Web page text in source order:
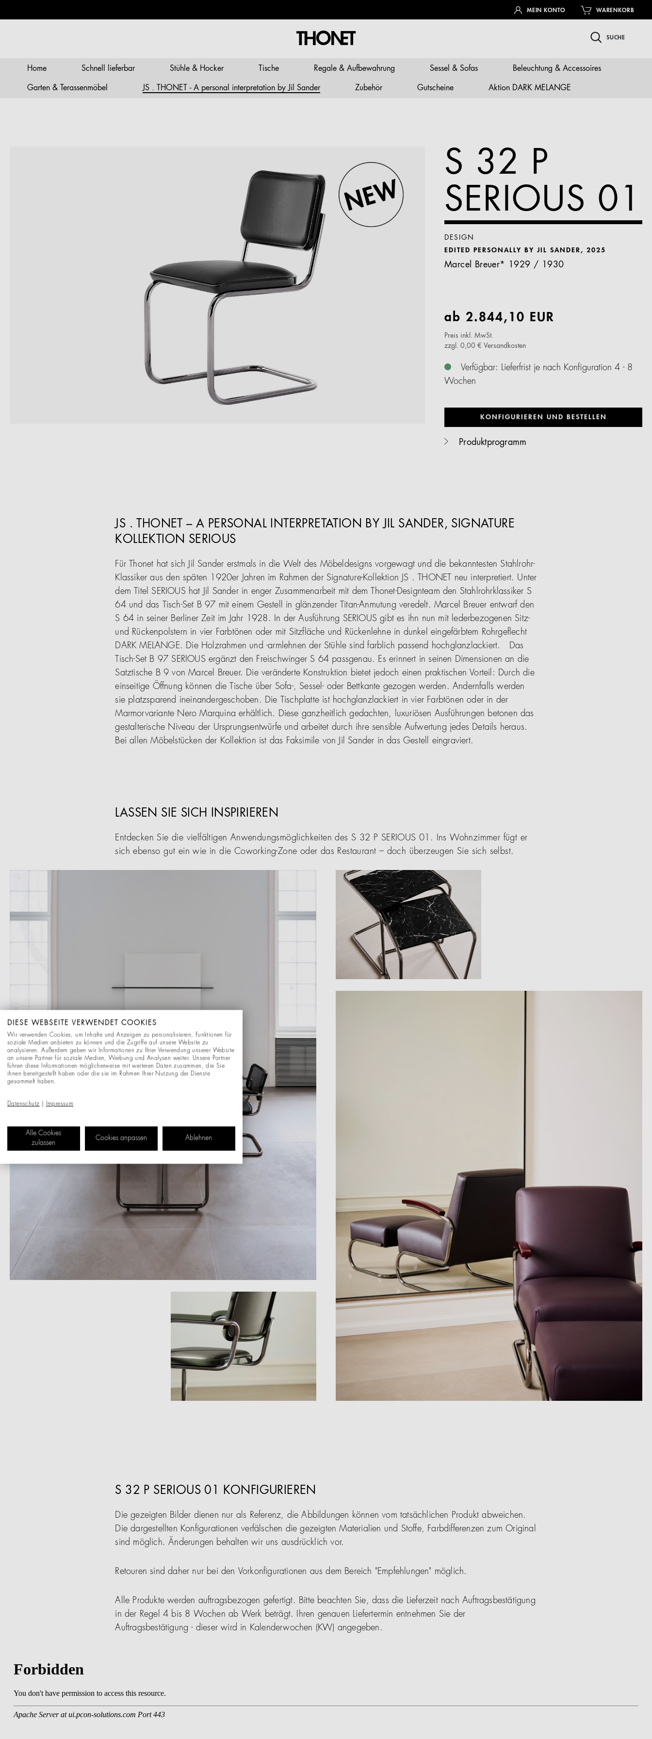
MEIN KONTO WARENKORB
SUCHE
Home Schnell lieferbar Stühle & Hocker Tische Regale & Aufbewahrung Sessel & Sofas Beleuchtung & Accessoires
Garten & Terassenmöbel JS . THONET - A personal interpretation by Jil Sander Zubehör Gutscheine Aktion DARK MELANGE
S 32 P
SERIOUS 01
DESIGN
EDITED PERSONALLY BY JIL SANDER, 2025
Marcel Breuer* 1929 / 1930
ab 2.844,10 EUR
Preis inkl. MwSt.
zzgl. 0,00 € Versandkosten
Verfügbar: Lieferfrist je nach Konfiguration 4 - 8
Wochen
KONFIGURIEREN UND BESTELLEN
Produktprogramm
JS . THONET – A PERSONAL INTERPRETATION BY JIL SANDER, SIGNATURE
KOLLEKTION SERIOUS
Für Thonet hat sich Jil Sander erstmals in die Welt des Möbeldesigns vorgewagt und die bekanntesten Stahlrohr-
Klassiker aus den späten 1920er Jahren im Rahmen der Signature-Kollektion JS . THONET neu interpretiert. Unter
dem Titel SERIOUS hat Jil Sander in enger Zusammenarbeit mit dem Thonet-Designteam den Stahlrohrklassiker S
64 und das Tisch-Set B 97 mit einem Gestell in glänzender Titan-Anmutung veredelt. Marcel Breuer entwarf den
S 64 in seiner Berliner Zeit im Jahr 1928. In der Ausführung SERIOUS gibt es ihn nun mit lederbezogenen Sitz-
und Rückenpolstern in vier Farbtönen oder mit Sitzfläche und Rückenlehne in dunkel eingefärbtem Rohrgeflecht
DARK MELANGE. Die Holzrahmen und -armlehnen der Stühle sind farblich passend hochglanzlackiert. Das
Tisch-Set B 97 SERIOUS ergänzt den Freischwinger S 64 passgenau. Es erinnert in seinen Dimensionen an die
Satztische B 9 von Marcel Breuer. Die veränderte Konstruktion bietet jedoch einen praktischen Vorteil: Durch die
einseitige Öffnung können die Tische über Sofa-, Sessel- oder Bettkante gezogen werden. Andernfalls werden
sie platzsparend ineinandergeschoben. Die Tischplatte ist hochglanzlackiert in vier Farbtönen oder in der
Marmorvariante Nero Marquina erhältlich. Diese ganzheitlich gedachten, luxuriösen Ausführungen betonen das
gestalterische Niveau der Ursprungsentwürfe und arbeitet durch ihre sensible Aufwertung jedes Details heraus.
Bei allen Möbelstücken der Kollektion ist das Faksimile von Jil Sander in das Gestell eingraviert.
LASSEN SIE SICH INSPIRIEREN
Entdecken Sie die vielfältigen Anwendungsmöglichkeiten des S 32 P SERIOUS 01. Ins Wohnzimmer fügt er
sich ebenso gut ein wie in die Coworking-Zone oder das Restaurant – doch überzeugen Sie sich selbst.
S 32 P SERIOUS 01 KONFIGURIEREN
Die gezeigten Bilder dienen nur als Referenz, die Abbildungen können vom tatsächlichen Produkt abweichen.
Die dargestellten Konfigurationen verfälschen die gezeigten Materialien und Stoffe, Farbdifferenzen zum Original
sind möglich. Änderungen behalten wir uns ausdrücklich vor.
Retouren sind daher nur bei den Vorkonfigurationen aus dem Bereich "Empfehlungen" möglich.
Alle Produkte werden auftragsbezogen gefertigt. Bitte beachten Sie, dass die Lieferzeit nach Auftragsbestätigung
in der Regel 4 bis 8 Wochen ab Werk beträgt. Ihren genauen Liefertermin entnehmen Sie der
Auftragsbestätigung - dieser wird in Kalenderwochen (KW) angegeben.
DIESE WEBSEITE VERWENDET COOKIES
Wir verwenden Cookies, um Inhalte und Anzeigen zu personalisieren, Funktionen für
soziale Medien anbieten zu können und die Zugriffe auf unsere Website zu
analysieren. Außerdem geben wir Informationen zu Ihrer Verwendung unserer Website
an unsere Partner für soziale Medien, Werbung und Analysen weiter. Unsere Partner
führen diese Informationen möglicherweise mit weiteren Daten zusammen, die Sie
ihnen bereitgestellt haben oder die sie im Rahmen Ihrer Nutzung der Dienste
gesammelt haben.
Datenschutz Impressum
Alle Cookies
zulassen
Cookies anpassen Ablehnen